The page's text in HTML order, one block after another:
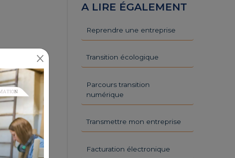
CMA
Alpes-
A LIRE ÉGALEMENT
Reprendre une entreprise
Transition écologique
Parcours transition
numérique
Transmettre mon entreprise
Facturation électronique